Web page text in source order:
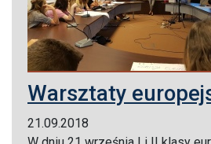
Warsztaty
21.09.2018